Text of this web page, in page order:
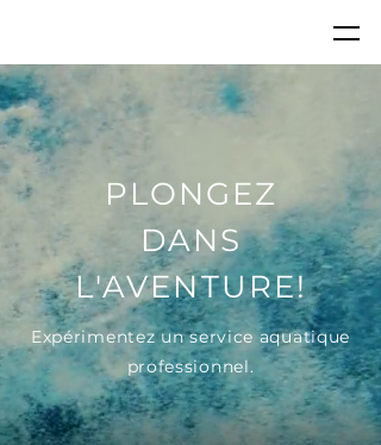
PLONGEZ
DANS
L'AVENTURE!
Expérimentez un service aquatique
professionnel.